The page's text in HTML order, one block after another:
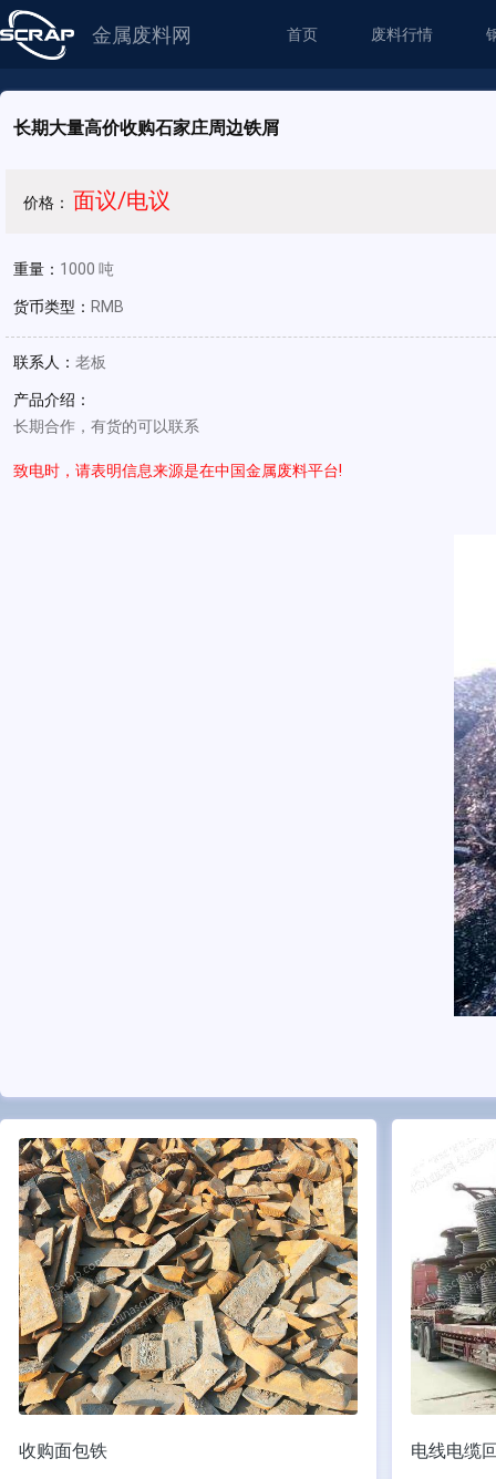
金属废料网 首页 废料行情
长期大量高价收购石家庄周边铁屑
价格： 面议/电议
重量： 1000 吨
货币类型： RMB
联系人： 老板
产品介绍：
长期合作，有货的可以联系
致电时，请表明信息来源是在中国金属废料平台!
收购面包铁 电线电缆